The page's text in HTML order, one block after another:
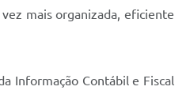
mais organizada, eficiente
Informação Contábil e Fiscal